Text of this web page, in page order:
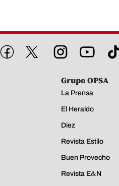
Grupo OPSA
La Prensa
El Heraldo
Diez
Revista Estilo
Buen Provecho
Revista E&N